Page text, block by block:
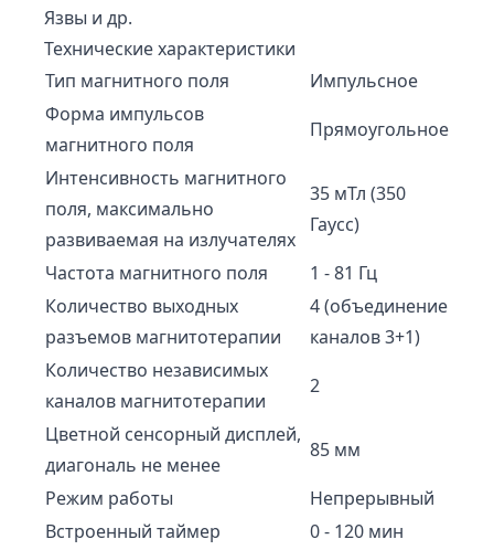
Язвы и др.
Технические характеристики
Тип магнитного поля
Импульсное
Форма импульсов
магнитного поля
Прямоугольное
Интенсивность магнитного
поля, максимально
развиваемая на излучателях
35 мТл (350
Гаусс)
Частота магнитного поля
1 - 81 Гц
Количество выходных
разъемов магнитотерапии
4 (объединение
каналов 3+1)
Количество независимых
каналов магнитотерапии
2
Цветной сенсорный дисплей,
диагональ не менее
85 мм
Режим работы
Непрерывный
Встроенный таймер
0 - 120 мин